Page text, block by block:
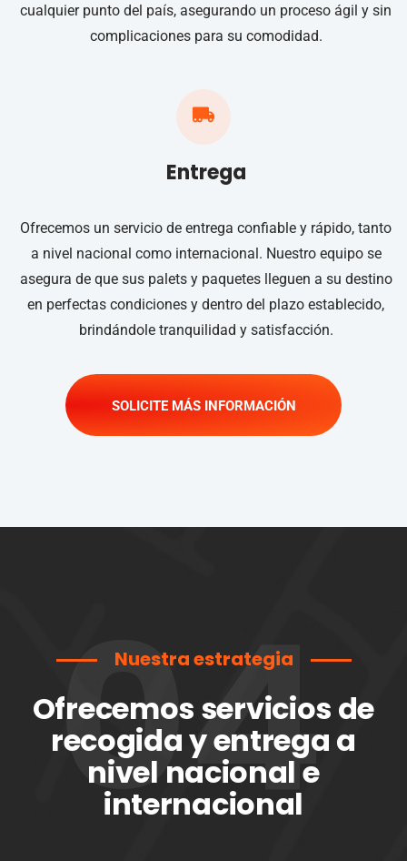
cualquier punto del país, asegurando un proceso ágil y sin
complicaciones para su comodidad.
Entrega
Ofrecemos un servicio de entrega confiable y rápido, tanto
a nivel nacional como internacional. Nuestro equipo se
asegura de que sus palets y paquetes lleguen a su destino
en perfectas condiciones y dentro del plazo establecido,
brindándole tranquilidad y satisfacción.
SOLICITE MÁS INFORMACIÓN
04
Nuestra estrategia
Ofrecemos servicios de
recogida y entrega a
nivel nacional e
internacional